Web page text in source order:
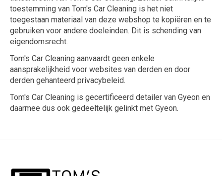
toestemming van Tom's Car Cleaning is het niet
toegestaan materiaal van deze webshop te kopiëren en te
gebruiken voor andere doeleinden. Dit is schending van
eigendomsrecht.
Tom's Car Cleaning aanvaardt geen enkele
aansprakelijkheid voor websites van derden en door
derden gehanteerd privacybeleid.
Tom's Car Cleaning is gecertificeerd detailer van Gyeon en
daarmee dus ook gedeeltelijk gelinkt met Gyeon.